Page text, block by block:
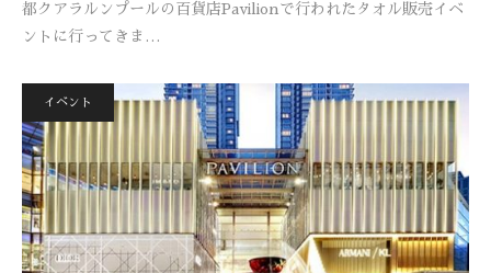
都クアラルンプールの百貨店Pavilionで行われたタオル販売イベ
ントに行ってきま…
イベント